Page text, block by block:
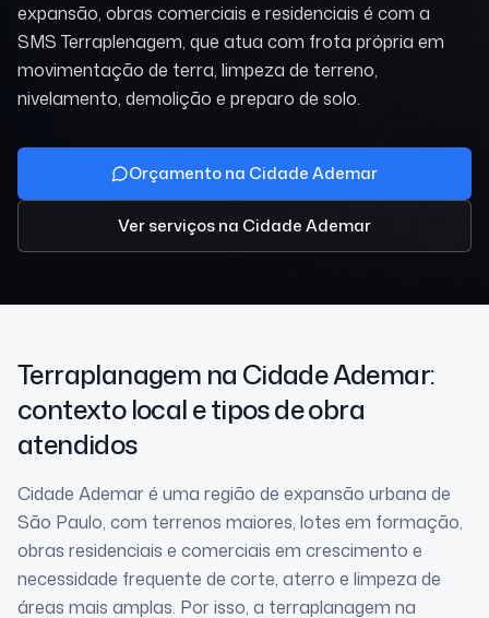
expansão, obras comerciais e residenciais é com a
SMS Terraplenagem, que atua com frota própria em
movimentação de terra, limpeza de terreno,
nivelamento, demolição e preparo de solo.
Orçamento na Cidade Ademar
Ver serviçosna Cidade Ademar
Terraplanagem na Cidade Ademar:
contexto local e tipos de obra
atendidos
Cidade Ademar é uma região de expansão urbana de
São Paulo, com terrenos maiores, lotes em formação,
obras residenciais e comerciais em crescimento e
necessidade frequente de corte, aterro e limpeza de
áreas mais amplas. Por isso, a terraplanagem na